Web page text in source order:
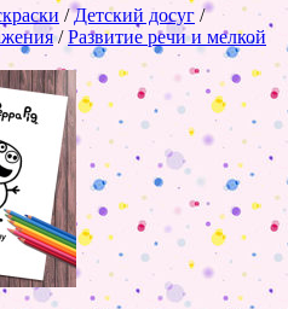
/Детский досуг /
/Развитие речи и мелкой